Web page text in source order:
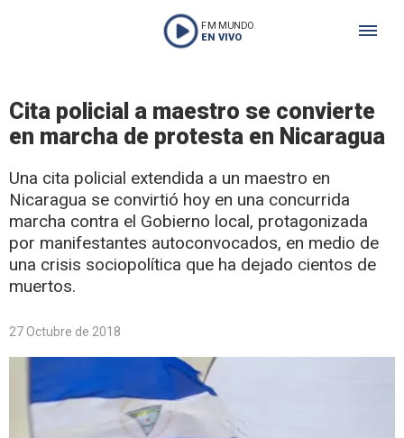
FM MUNDO
EN VIVO
Cita policial a maestro se convierte
en marcha de protesta en Nicaragua
Una cita policial extendida a un maestro en
Nicaragua se convirtió hoy en una concurrida
marcha contra el Gobierno local, protagonizada
por manifestantes autoconvocados, en medio de
una crisis sociopolítica que ha dejado cientos de
muertos.
27 Octubre de 2018